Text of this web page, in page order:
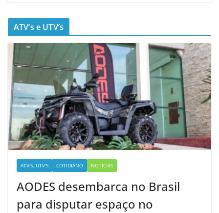
ATV’s e UTV’s
ATV'S, UTV'S COTIDIANO NOTÍCIAS
AODES desembarca no Brasil
para disputar espaço no